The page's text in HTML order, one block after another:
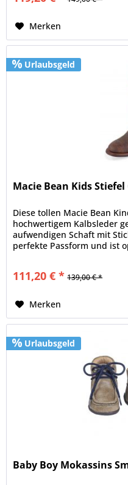
Merken
Urlaubsgeld
Macie Bean Kids Stiefel
Diese tollen Macie Bean
hochwertigem Kalbsleder
aufwendigen Schaft mit
perfekte Passform und ist
111,20 € * 139,00 € *
Merken
Urlaubsgeld
Baby Boy Mokassins